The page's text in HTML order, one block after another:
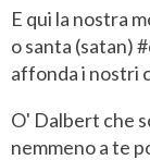
E qui la nostra
o santa (satan)
affonda i nostri
O' Dalbert che
nemmeno a te